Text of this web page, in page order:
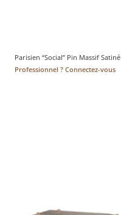
Parisien “Social” Pin Massif Satiné
Professionnel ? Connectez-vous